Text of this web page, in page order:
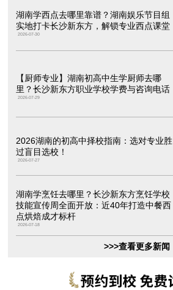
湖南学西点去哪里靠谱？湖南娱乐节目组
实地打卡长沙新东方，解锁专业西点课堂
2026-07-30
【厨师专业】湖南初高中生学厨师去哪
里？长沙新东方职业学校学费与咨询电话
2026-07-29
2026湖南的初高中择校指南：选对专业胜
过盲目选校！
2026-07-27
湖南学烹饪去哪里？长沙新东方烹饪学校
技能宣传周全面开放：近40年打造中餐西
点烘焙成才标杆
2026-07-18
>>>查看更多新闻